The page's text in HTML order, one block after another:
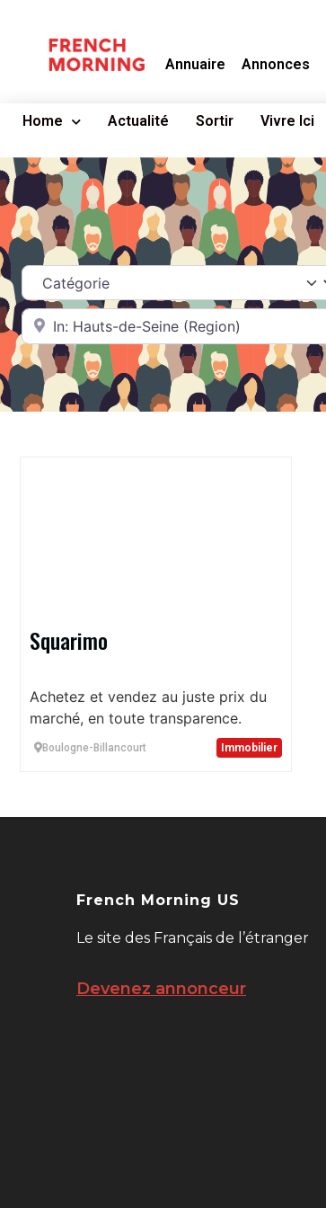
Annuaire Annonces
Home Actualité Sortir Vivre Ici
Catégorie
A proximité de
Squarimo
Achetez et vendez au juste prix du
marché, en toute transparence.
Boulogne-Billancourt Immobilier
French Morning US
Le site des Français de l’étranger
Devenez annonceur